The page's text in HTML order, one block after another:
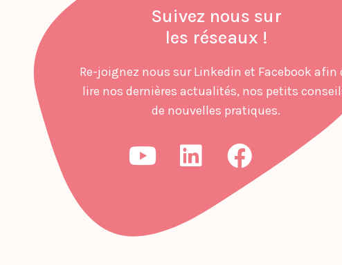
Suivez nous sur
les réseaux !
Re-joignez nous sur Linkedin et Facebook afin
lire nos dernières actualités, nos petits
de nouvelles pratiques.